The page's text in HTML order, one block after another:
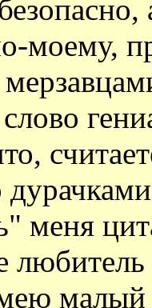
моему,
слово
меня